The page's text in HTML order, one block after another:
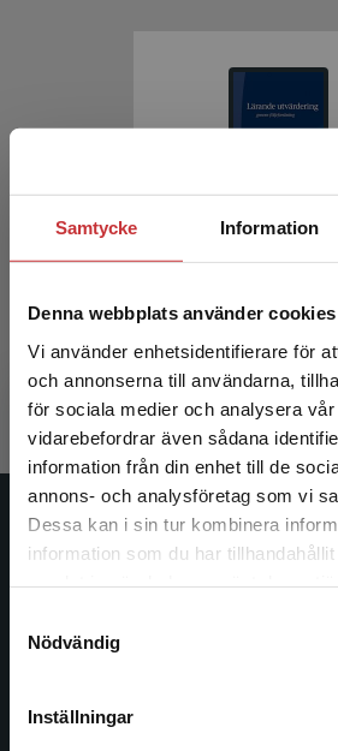
Samtycke Information
Denna webbplats använder cookies
Vi använder enhetsidentifierare för
och annonserna till användarna,
för sociala medier och analysera
vidarebefordrar även sådana
information från din enhet till de
annons- och analysföretag som vi
Dessa kan i sin tur kombinera
information som du har
Nödvändig
Inställningar
Begränsad
Det verkar som att du besöker
studentlitteratur.se via en
Vi erbjuder inte leveranser
att kunna slutföra ett köp måste
Lärande
241 krinkl. moms
Exkl. moms: 227 kr
Studentlitteratur
Studentlitteratur grundades 1963
ledande utbildningsförlag. Med
facklitteratur, utbildningar och digitala
längs hela kunskapsresan.